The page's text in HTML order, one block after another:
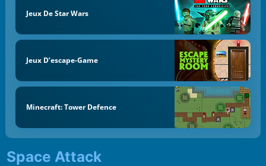
Jeux De Star Wars
Jeux D’escape-Game
Minecraft: Tower Defence
Space Attack